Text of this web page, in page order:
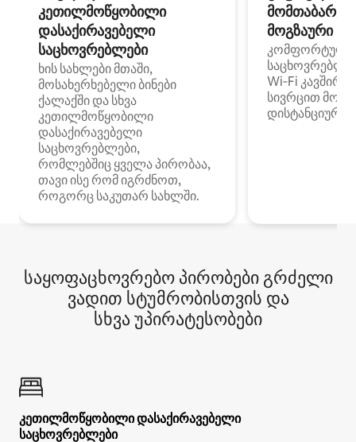
კეთილმოწყობილი
დასაქირავებელი
საცხოვრებლები
ხის სახლები მთაში,
მოსახერხებელი ბინები
ქალაქში და სხვა
კეთილმოწყობილი
დასაქირავებელი
საცხოვრებლები,
რომლებშიც ყველა პირობაა,
თავი ისე რომ იგრძნოთ,
როგორც საკუთარ სახლში.
მოგზაური
კომფორტული
Wi‑Fi
სივრცით
დისტანციური
საყოფაცხოვრებო პირობები გრძელი
ვადით სტუმრობისთვის და
სხვა უპირატესობები
კეთილმოწყობილი დასაქირავებელი
საცხოვრებლები